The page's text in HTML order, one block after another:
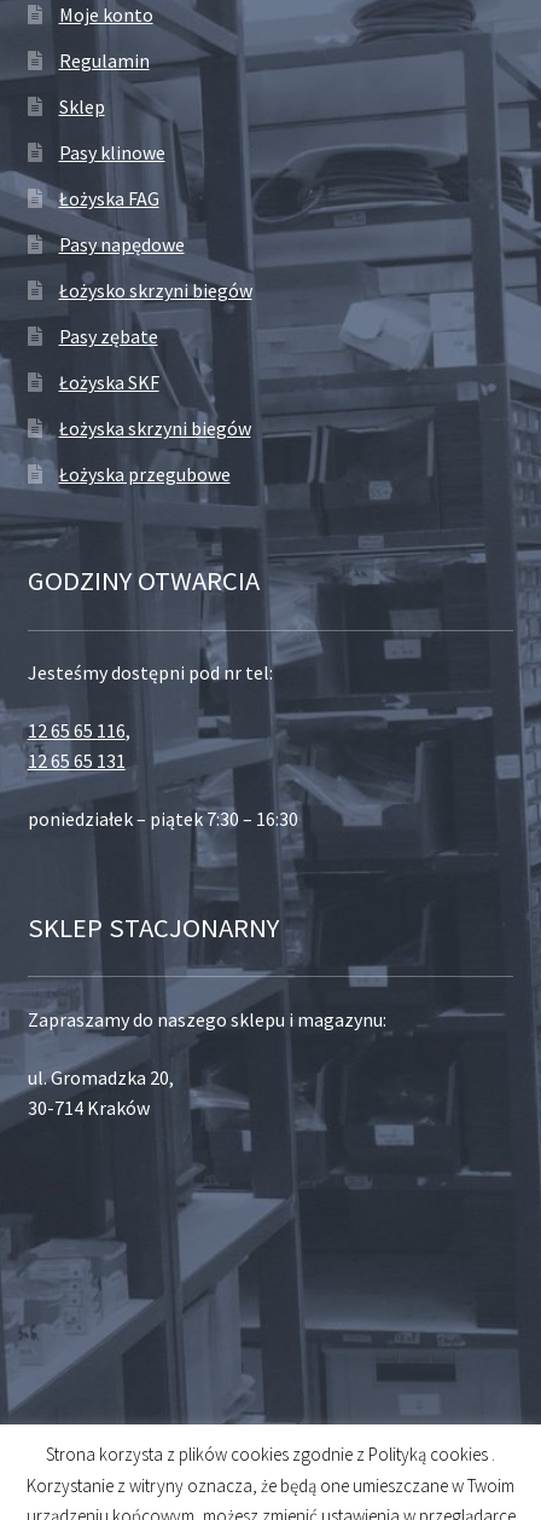
Moje konto
Regulamin
Sklep
Pasy klinowe
Łożyska FAG
Pasy napędowe
Łożysko skrzyni biegów
Pasy zębate
Łożyska SKF
Łożyska skrzyni biegów
Łożyska przegubowe
GODZINY OTWARCIA
Jesteśmy dostępni pod nr tel:
12 65 65 116,
12 65 65 131
poniedziałek – piątek 7:30 – 16:30
SKLEP STACJONARNY
Zapraszamy do naszego sklepu i magazynu:
ul. Gromadzka 20,
30-714 Kraków
© 2026
Created byMidero
Strona korzysta z plików cookies zgodnie z Polityką cookies .
Korzystanie z witryny oznacza, że będą one umieszczane w Twoim